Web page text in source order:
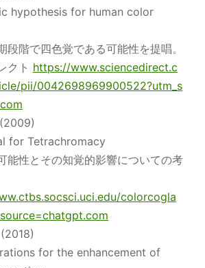
hypothesis for human color
段階で四色覚である可能性を提唱。
クト https://www.sciencedirect.c
pii/0042698969900522?utm_s
for Tetrachromacy
能性とその知覚的影響についての考
colorcogla
for the enhancement of